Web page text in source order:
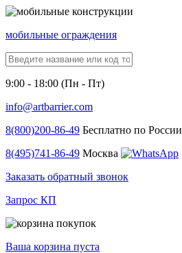
мобильные ограждения
9:00 - 18:00 (Пн - Пт)
info@artbarrier.com
8(800)200-86-49 Бесплатно по России
8(495)741-86-49 Москва
Заказать обратный звонок
Запрос КП
Ваша корзина пуста